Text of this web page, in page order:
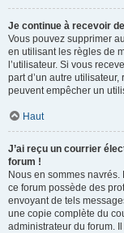
Je continue à recevoir
Vous pouvez supprimer
en utilisant les règles de
l’utilisateur. Si vous
part d’un autre
peuvent empêcher un
Haut
J’ai reçu un courrier
forum !
Nous en sommes
ce forum possède des
envoyant de tels
une copie complète du
administrateur du forum.